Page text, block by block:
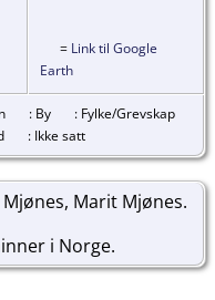
= Link til Google
Earth
: By
: Fylke/Grevskap
: Ikke satt
Marit Mjønes.
i Norge.